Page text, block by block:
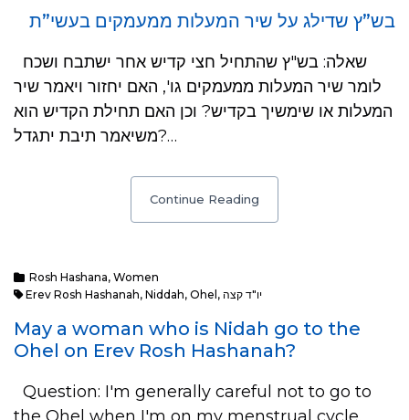
בש”ץ שדילג על שיר המעלות ממעמקים בעשי”ת
לומר שיר המעלות ממעמקים גו', האם יחזור ויאמר שיר
המעלות או שימשיך בקדיש? וכן האם תחילת הקדיש הוא
משיאמר תיבת יתגדל?…
Continue Reading
Rosh Hashana, Women
Erev Rosh Hashanah, Niddah, Ohel , יו"ד קצה
May a woman who is Nidah go to the
Ohel on Erev Rosh Hashanah?
Question: I'm generally careful not to go to